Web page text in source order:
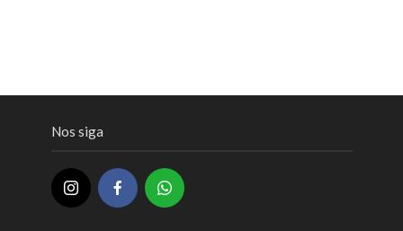
Nos siga